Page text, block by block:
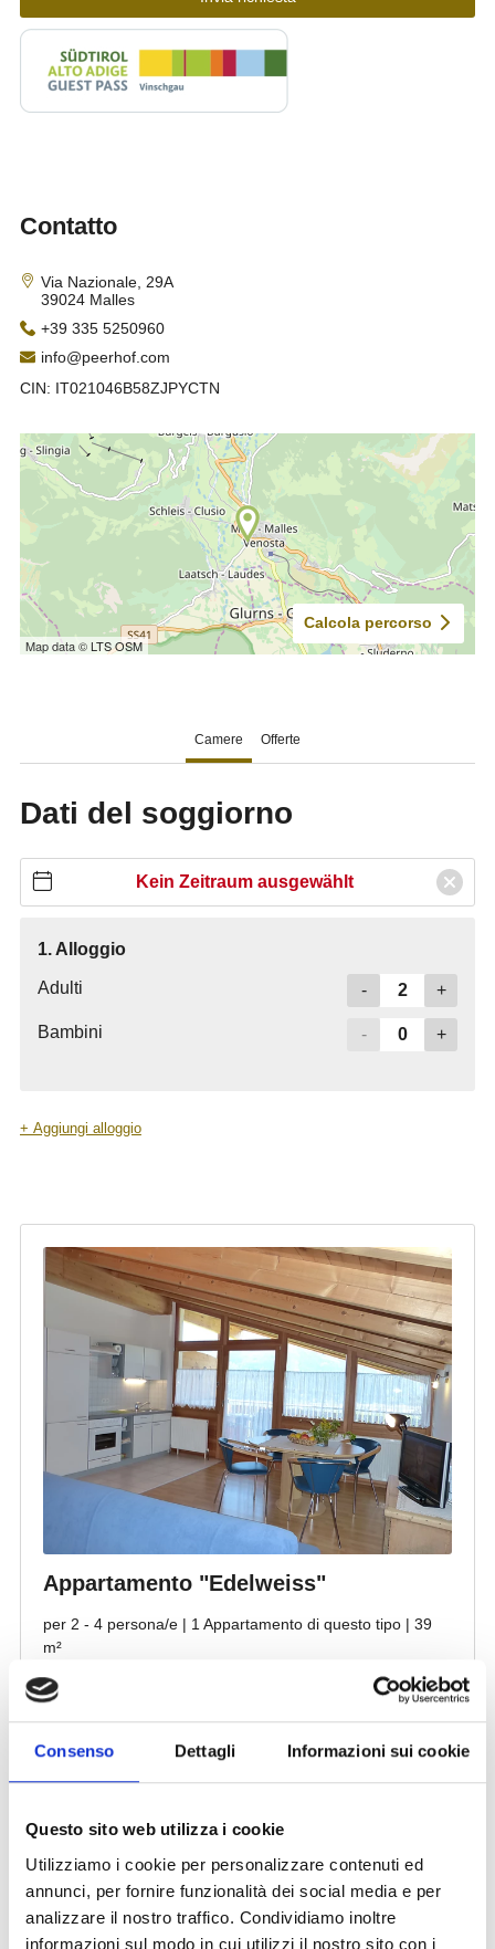
Consenso Dettagli Informazioni sui cookie
Questo sito web utilizza i cookie
Utilizziamo i cookie per personalizzare contenuti ed
annunci, per fornire funzionalità dei social media e per
analizzare il nostro traffico. Condividiamo inoltre
informazioni sul modo in cui utilizzi il nostro sito con i